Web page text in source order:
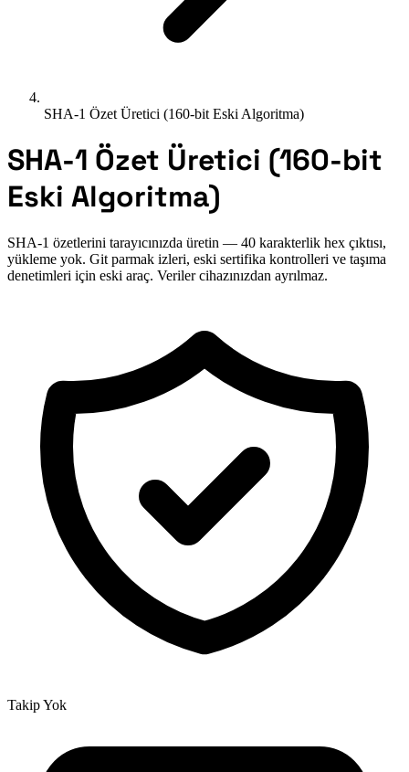
SHA-1 Özet Üretici (160-bit Eski Algoritma)
SHA-1 Özet Üretici (160-bit
Eski Algoritma)
SHA-1 özetlerini tarayıcınızda üretin — 40 karakterlik hex çıktısı,
yükleme yok. Git parmak izleri, eski sertifika kontrolleri ve taşıma
denetimleri için eski araç. Veriler cihazınızdan ayrılmaz.
Takip Yok